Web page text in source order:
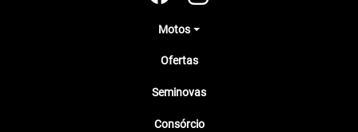
Motos
Ofertas
Seminovas
Consórcio